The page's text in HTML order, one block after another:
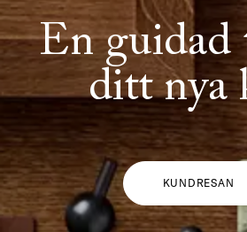
En
ditt nya
KUNDRESAN